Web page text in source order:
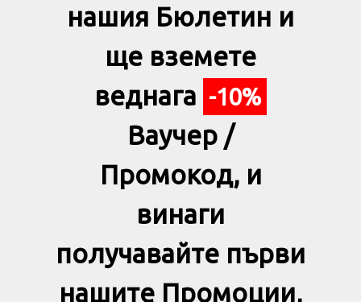
нашия Бюлетин и
ще вземете
веднага -10%
Ваучер /
Промокод, и
винаги
получавайте първи
нашите Промоции,